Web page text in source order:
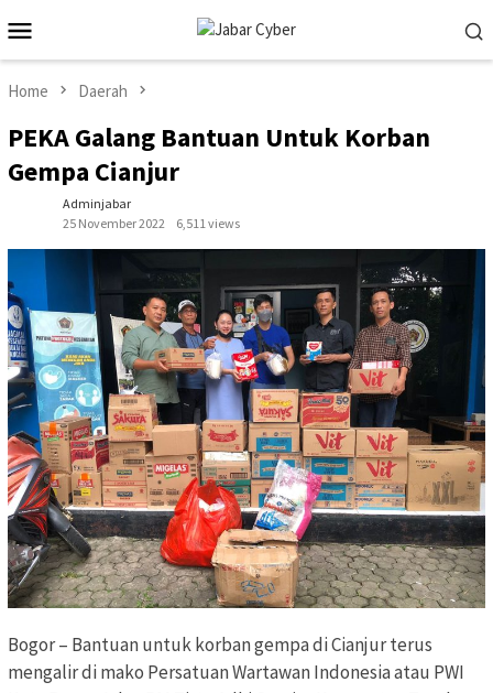
to
contentMenu
Home Daerah
PEKA Galang Bantuan Untuk Korban
Gempa Cianjur
Adminjabar
25 November 2022
6,511 views
Bogor – Bantuan untuk korban gempa di Cianjur terus
mengalir di mako Persatuan Wartawan Indonesia atau PWI